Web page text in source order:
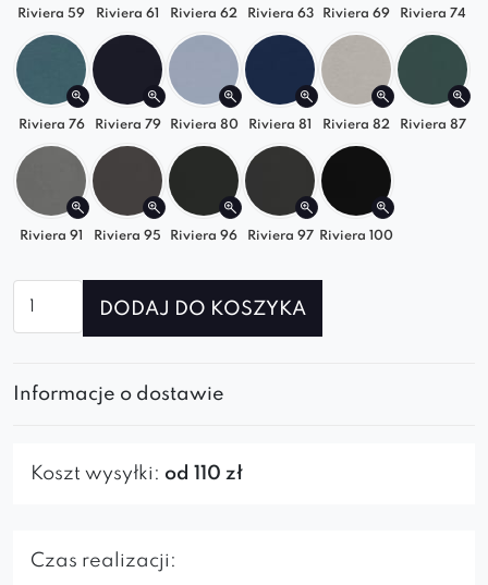
Idealny jako element większego układu typu
L lub U
Może służyć jako pojedyncze siedzisko
Świetna baza do personalizowanej sofy
modułowej
Postaw na moduł Quelle
Połącz ten element z innymi modułami z kolekcji i
design i elastyczność w jednym.
Riviera 59 Riviera 61 Riviera 62 Riviera 63 Riviera 69 Riviera 74
Riviera 76 Riviera 79 Riviera 80 Riviera 81 Riviera 82 Riviera 87
Riviera 91 Riviera 95 Riviera 96 Riviera 97 Riviera 100
Element
sofy
DODAJ DO KOSZYKA
Informacje o dostawie
Koszt wysyłki: od 110 zł
Czas realizacji: